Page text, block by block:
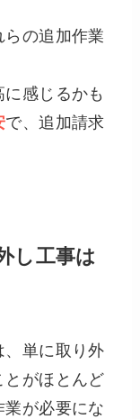
の追加作業
感じるかも
で、追加請求
し工事は
、単に取り外
とがほとんど
が必要にな